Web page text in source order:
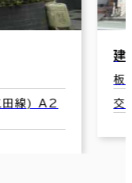
板橋区板橋
交通：新板